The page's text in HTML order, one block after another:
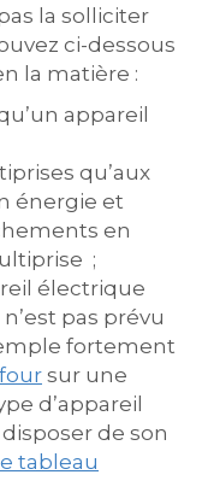
la solliciter
ci-dessous
la matière :
appareil
qu’aux
énergie et
en
;
électrique
pas prévu
fortement
sur une
d’appareil
de son
tableau